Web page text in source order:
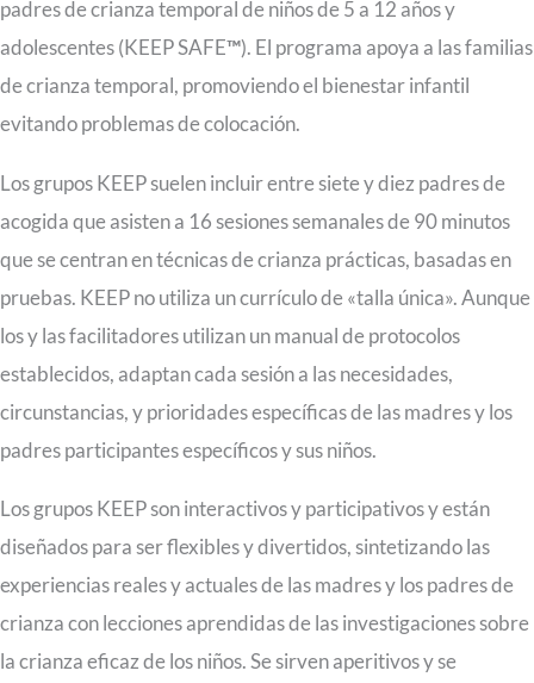
padres de crianza temporal de niños de 5 a 12 años y
adolescentes (KEEP SAFE™). El programa apoya a las familias
de crianza temporal, promoviendo el bienestar infantil
evitando problemas de colocación.
Los grupos KEEP suelen incluir entre siete y diez padres de
acogida que asisten a 16 sesiones semanales de 90 minutos
que se centran en técnicas de crianza prácticas, basadas en
pruebas. KEEP no utiliza un currículo de «talla única». Aunque
los y las facilitadores utilizan un manual de protocolos
establecidos, adaptan cada sesión a las necesidades,
circunstancias, y prioridades específicas de las madres y los
padres participantes específicos y sus niños.
Los grupos KEEP son interactivos y participativos y están
diseñados para ser flexibles y divertidos, sintetizando las
experiencias reales y actuales de las madres y los padres de
crianza con lecciones aprendidas de las investigaciones sobre
la crianza eficaz de los niños. Se sirven aperitivos y se